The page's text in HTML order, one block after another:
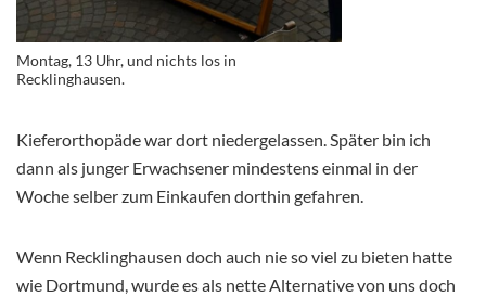
Montag, 13 Uhr, und nichts los in
Recklinghausen.
Kieferorthopäde war dort niedergelassen. Später bin ich
dann als junger Erwachsener mindestens einmal in der
Woche selber zum Einkaufen dorthin gefahren.
Wenn Recklinghausen doch auch nie so viel zu bieten hatte
wie Dortmund, wurde es als nette Alternative von uns doch